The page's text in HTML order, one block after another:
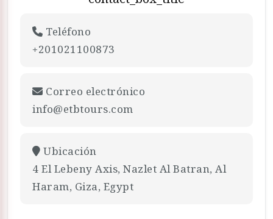
Teléfono
+201021100873
Correo electrónico
info@etbtours.com
Ubicación
4 El Lebeny Axis, Nazlet Al Batran, Al
Haram, Giza, Egypt